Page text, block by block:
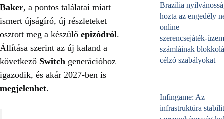
Baker, a pontos találatai miatt
ismert újságíró, új részleteket
osztott meg a készülő epizódról.
Állítása szerint az új kaland a
következő Switch generációhoz
igazodik, és akár 2027-ben is
megjelenhet.
Brazília
hozta az engedély
online
számláinak
célzó szabályokat
Infingame: Az
infrastruktúra